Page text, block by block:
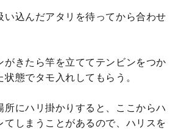
い込んだアタリを待ってから合わせ
がきたら竿を立ててテンビンをつか
態でタモ入れしてもらう。
所にハリ掛かりすると、ここからハ
てしまうことがあるので、ハリスを